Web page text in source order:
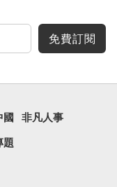
免費訂閱
國 非凡人事
題